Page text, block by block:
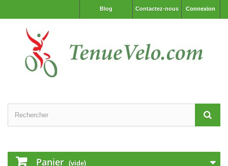
Connexion
Contactez-nous
Blog
Panier (vide)